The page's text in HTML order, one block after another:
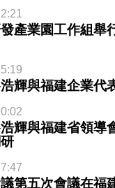
產業園工作組舉
輝與福建企業代
輝與福建省領導
第五次會議在福